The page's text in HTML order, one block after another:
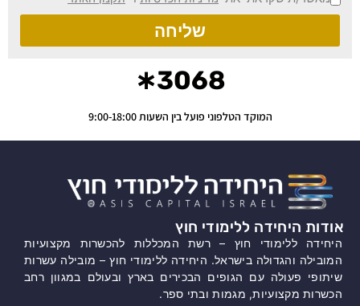
שליחה
3068∗
המוקד הטלפוני פועל בין השעות 9:00-18:00
אודות היחידה ללימודי חוץ
היחידה ללימודי חוץ – רשת המכללות להכשרות מקצועיות
המובילה והגדולה בישראל. היחידה ללימודי חוץ – מובילה עשרות
שיתופי פעולה עם הגופים הבכירים בארץ ובעולם במגוון רחב
הכשרות מקצועיות, מגמות ובתי ספר.